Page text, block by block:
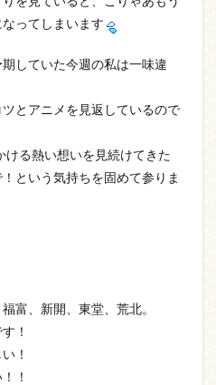
ってしまいます
していた今週の私は一味違
とアニメを見返しているので
る熱い想いを見続けてきた
という気持ちを固めて参りま
富、新開、東堂、荒北。
！
！
！